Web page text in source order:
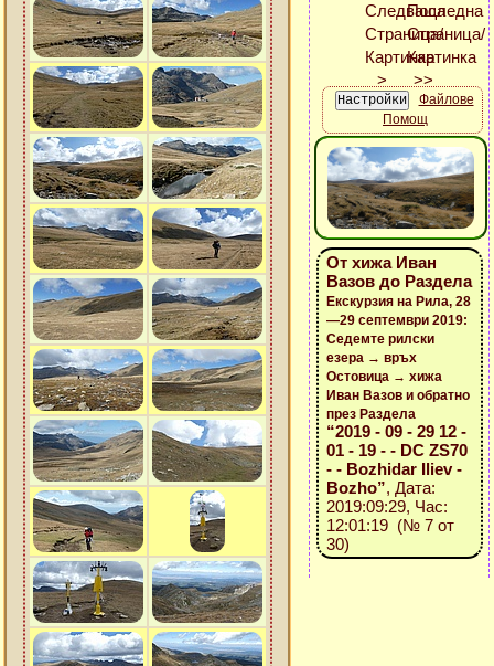
Файлове
Помощ
От хижа Иван
Вазов до Раздела
Екскурзия на Рила, 28
—29 септември 2019:
Седемте рилски
езера → връх
Остовица → хижа
Иван Вазов и обратно
през Раздела
“2019 - 09 - 29 12 -
01 - 19 - - DC ZS70
- - Bozhidar Iliev -
Bozho”, Дата:
2019:09:29, Час:
12:01:19 (№ 7 от
30)